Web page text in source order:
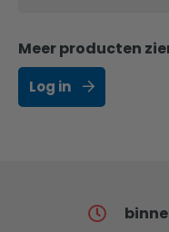
Meer producten
Log in